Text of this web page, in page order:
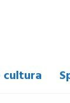
cultura